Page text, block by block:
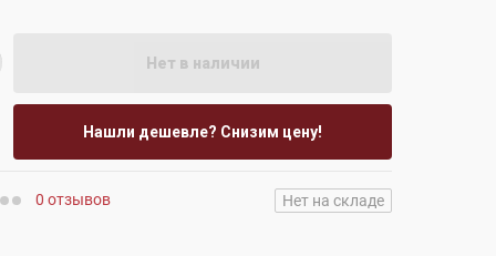
Нет в наличии
Нашли дешевле? Снизим цену!
0 отзывов Нет на складе